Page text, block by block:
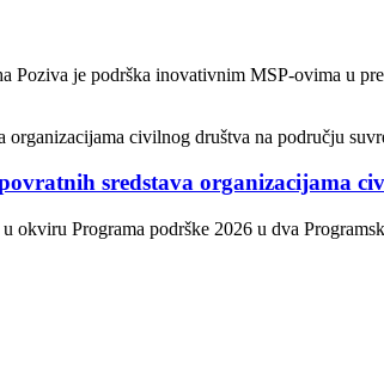
Poziva je podrška inovativnim MSP-ovima u
sredstava organizacijama
Programa podrške 2026 u dva